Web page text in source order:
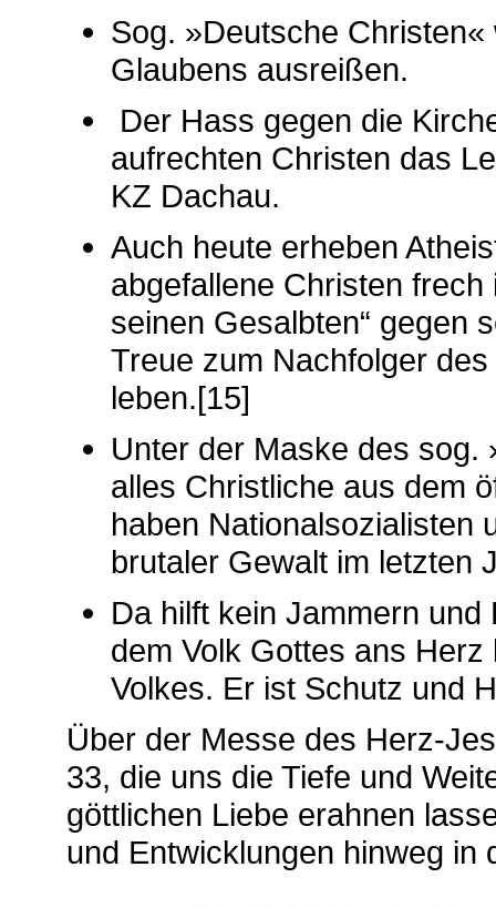
Sog. »Deutsche
Glaubens ausreißen.
Der Hass gegen die
aufrechten Christen das
KZ Dachau.
Auch heute erheben
abgefallene Christen
seinen Gesalbten“ gegen
Treue zum Nachfolger
leben.[15]
Unter der Maske des sog.
alles Christliche aus dem
haben Nationalsozialisten
brutaler Gewalt im letzten
Da hilft kein Jammern
dem Volk Gottes ans
Volkes. Er ist Schutz und
Über der Messe des Herz-
33, die uns die Tiefe und
göttlichen Liebe erahnen
und Entwicklungen hinweg in